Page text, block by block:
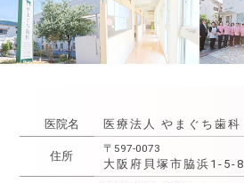
医院名 医療法人 やまぐち歯科
住所
〒597-0073
大阪府貝塚市脇浜1-5-8